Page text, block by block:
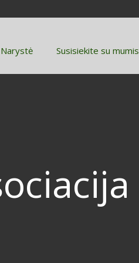
Narystė Susisiekite su mumis